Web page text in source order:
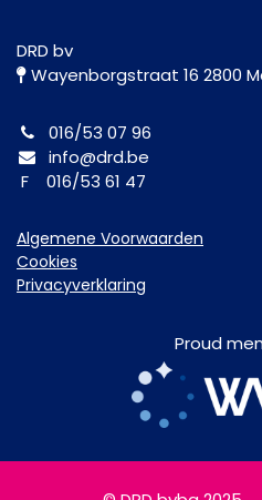
DRD bv
Wayenborgstraat 16 2800
016/53 07 96
info@drd.be
F 016/53 61 47
Algemene Voorwaarden
Cookies
Privacyverklaring
Proud